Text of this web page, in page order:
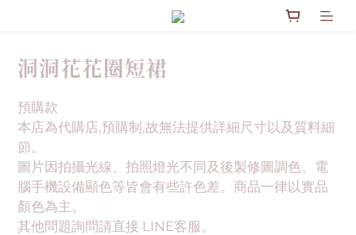
洞洞花花圈短裙
預購款
本店為代購店,預購制,故無法提供詳細尺寸以及質料細
節。
圖片因拍攝光線、拍照燈光不同及後製修圖調色、電
腦手機設備顯色等皆會有些許色差。商品一律以實品
顏色為主。
其他問題詢問請直接 LINE客服。